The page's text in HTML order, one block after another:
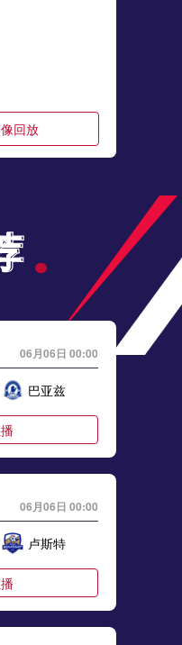
回放
06月06日 00:00
巴亚兹
06月06日 00:00
卢斯特